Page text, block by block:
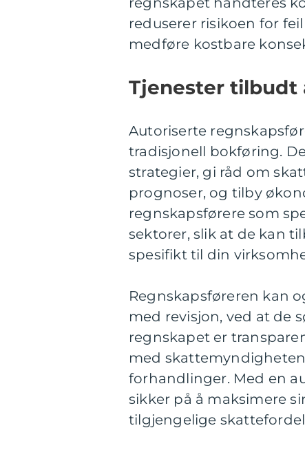
reduserer risikoen for
medføre kostbare
Tjenester tilbudt
Autoriserte
tradisjonell bokføring.
strategier, gi råd om
prognoser, og tilby
regnskapsførere som
sektorer, slik at de kan
spesifikt til din
Regnskapsføreren kan
med revisjon, ved at de
regnskapet er
med
forhandlinger. Med en
sikker på å maksimere
tilgjengelige